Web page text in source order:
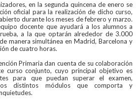
en la segunda quincena de enero se
oficial para la realización de dicho curso,
durante los meses de febrero y marzo.
docente que ayudará a los alumnos a
a la que optarán alrededor de 3.000
manera simultánea en Madrid, Barcelona y
de cuatro horas.
Primaria dan cuenta de su colaboración
curso conjunto, cuyo principal objetivo es
para que puedan superar el examen,
distintos módulos que comporta y